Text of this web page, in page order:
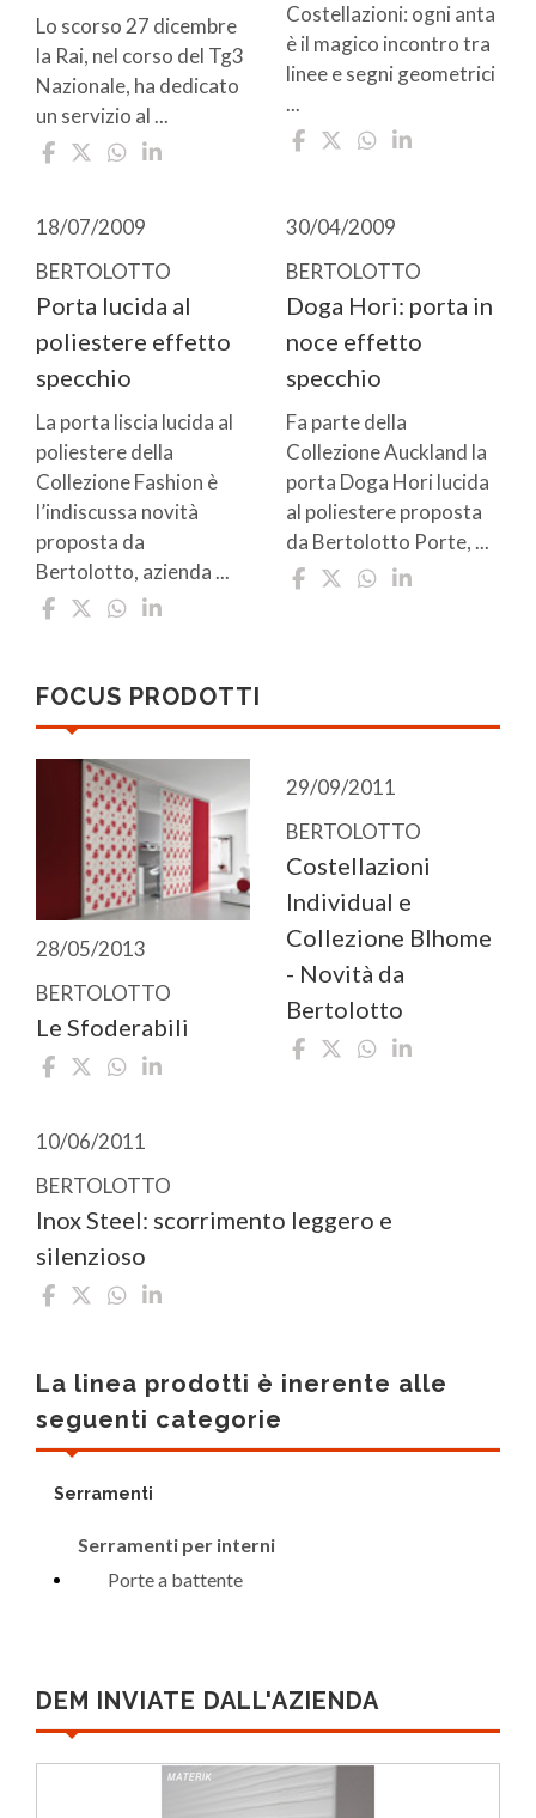
Lo scorso 27 dicembre
la Rai, nel corso del Tg3
Nazionale, ha dedicato
un servizio al ...
Costellazioni: ogni anta
è il magico incontro tra
linee e segni geometrici
...
18/07/2009
BERTOLOTTO
Porta lucida al
poliestere effetto
specchio
La porta liscia lucida al
poliestere della
Collezione Fashion è
l’indiscussa novità
proposta da
Bertolotto, azienda ...
30/04/2009
BERTOLOTTO
Doga Hori: porta in
noce effetto
specchio
Fa parte della
Collezione Auckland la
porta Doga Hori lucida
al poliestere proposta
da Bertolotto Porte, ...
FOCUS PRODOTTI
28/05/2013
BERTOLOTTO
Le Sfoderabili
29/09/2011
BERTOLOTTO
Costellazioni
Individual e
Collezione BIhome
- Novità da
Bertolotto
10/06/2011
BERTOLOTTO
Inox Steel: scorrimento leggero e
silenzioso
La linea prodotti è inerente alle
seguenti categorie
Serramenti
Serramenti per interni
Porte a battente
DEM INVIATE DALL'AZIENDA